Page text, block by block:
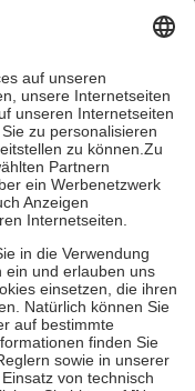
in der Regel die
davon als Zuzahlung
in Höhe von zehn
fünf Euround
als die tatsächlichen
Online-Apotheken.
beträgt die
zehn Euro je
eigene Gesundheit zu
zu unterstützen,
18. Lebensjahr